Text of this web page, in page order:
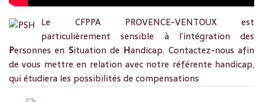
Le CFPPA PROVENCE-VENTOUX est
particulièrement sensible à l’intégration des
Personnes en Situation de Handicap. Contactez-nous afin
de vous mettre en relation avec notre référente handicap,
qui étudiera les possibilités de compensations